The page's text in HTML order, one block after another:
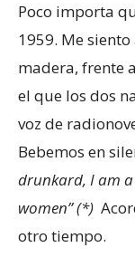
Poco importa
1959. Me
madera, frente
el que los dos
voz de
Bebemos en
drunkard, I am
women” (*)
otro tiempo.